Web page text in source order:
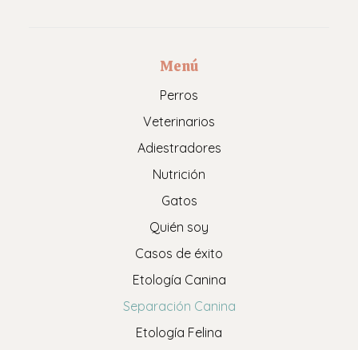
Menú
Perros
Veterinarios
Adiestradores
Nutrición
Gatos
Quién soy
Casos de éxito
Etología Canina
Separación Canina
Etología Felina